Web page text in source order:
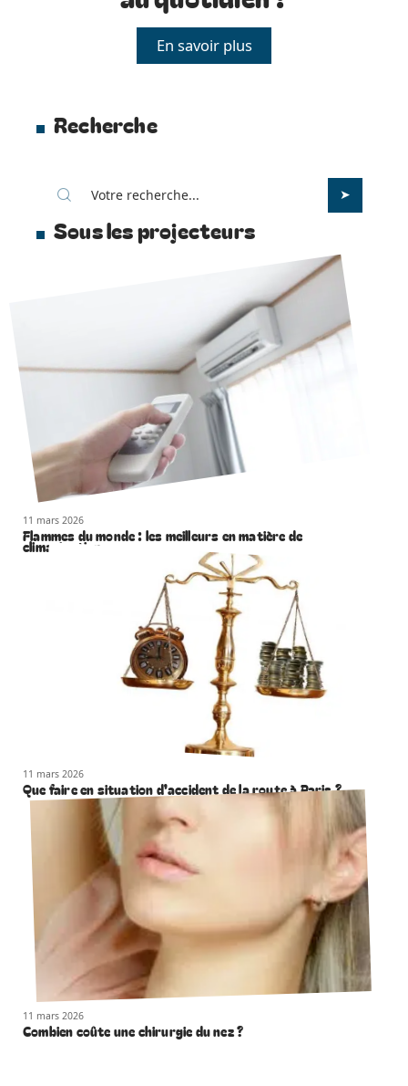
En savoir plus
Recherche
Sous les projecteurs
11 mars 2026
Flammes du monde : les meilleurs en matière de
climatisation
11 mars 2026
Que faire en situation d’accident de la route à Paris ?
11 mars 2026
Combien coûte une chirurgie du nez ?